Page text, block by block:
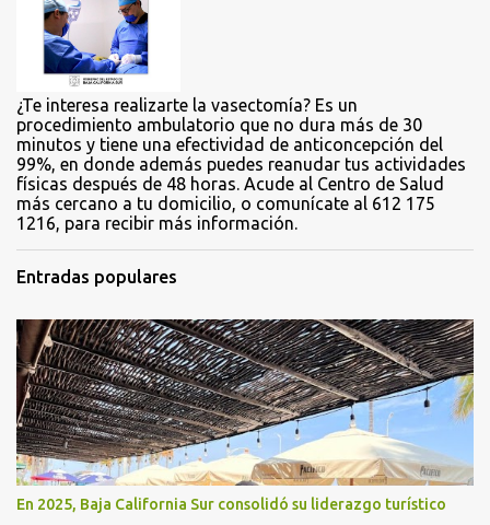
o
¿Te interesa realizarte la vasectomía? Es un
procedimiento ambulatorio que no dura más de 30
minutos y tiene una efectividad de anticoncepción del
99%, en donde además puedes reanudar tus actividades
físicas después de 48 horas. Acude al Centro de Salud
más cercano a tu domicilio, o comunícate al 612 175
1216, para recibir más información.
Entradas populares
En 2025, Baja California Sur consolidó su liderazgo turístico